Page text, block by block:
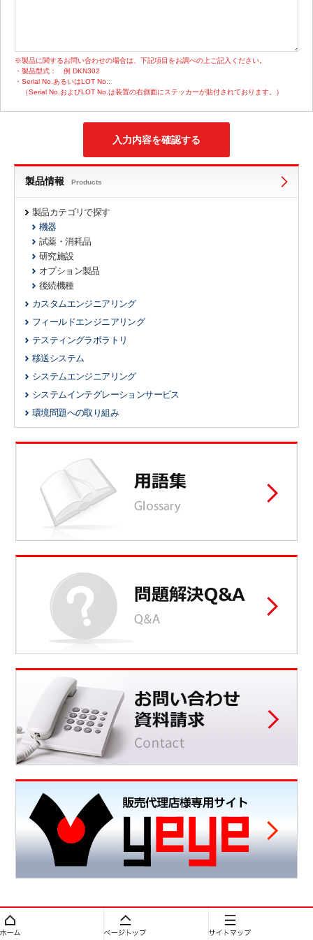
※製品に関するお問い合わせの場合は、下記項目をお調べの上ご記入ください。
・製品型式：
例 DKN302
・Serial No.あるいはLOT No.:
（Serial No.およびLOT No.は装置の右側面にステッカーが貼付されております。）
製品情報 Products
製品カテゴリで探す
機器
試薬・消耗品
研究施設
オプション製品
後続機種
カスタムエンジニアリング
フィールドエンジニアリング
テスティングラボラトリ
移送システム
システムエンジニアリング
システムインテグレーションサービス
環境問題への取り組み